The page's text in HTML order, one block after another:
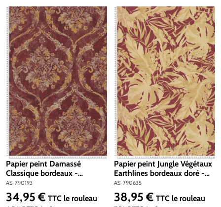
Papier peint Damassé
Classique bordeaux -
Metropolitan Stories 5 Vibes
& Styles d'A.S. Création | Réf.
AS-790193
AS-790193
Prix régulier :
34,95 € TTC le rouleau
Papier peint Jungle Végétaux
Earthlines bordeaux doré -
Cosmoliving d'A.S. Création |
Réf. AS-790635
AS-790635
Prix régulier :
38,95 € TTC le rouleau